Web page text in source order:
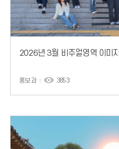
2026년 3월 비주얼영역 이미지
홍보과 3853